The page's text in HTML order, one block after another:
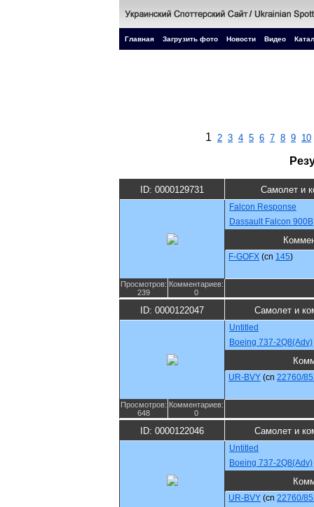
Главная Загрузить фото Новости Видео
1 2 3 4 5 6 7 8 9 10
ID: 0000129731 Самолет и
Falcon Response
Dassault Falcon 900B
F-GOFX (cn 145)
Просмотров:
239
Комментариев:
0
ID: 0000122047 Самолет и
Untitled
Boeing 737-2Q8(Adv)
UR-BVY (cn 22760/
Просмотров:
648
Комментариев:
0
ID: 0000122046 Самолет и
Untitled
Boeing 737-2Q8(Adv)
UR-BVY (cn 22760/